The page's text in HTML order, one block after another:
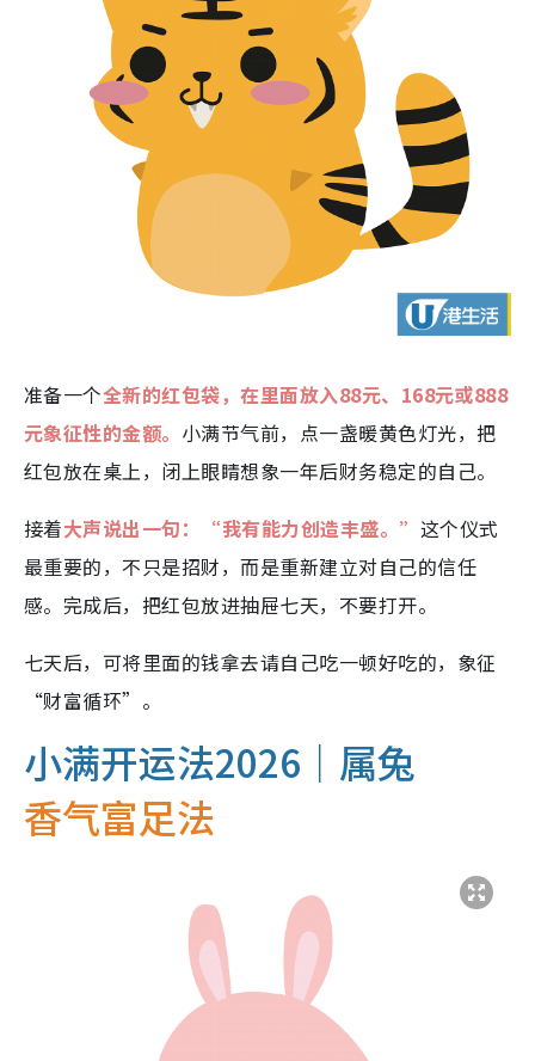
准备一个全新的红包袋，在里面放入88元、168元或888
元象征性的金额。 小满节气前，点一盏暖黄色灯光，把
红包放在桌上，闭上眼睛想象一年后财务稳定的自己。
接着大声说出一句：“我有能力创造丰盛。” 这个仪式
最重要的，不只是招财，而是重新建立对自己的信任
感。完成后，把红包放进抽屉七天，不要打开。
七天后，可将里面的钱拿去请自己吃一顿好吃的，象征
“财富循环”。
小满开运法2026｜属兔
香气富足法